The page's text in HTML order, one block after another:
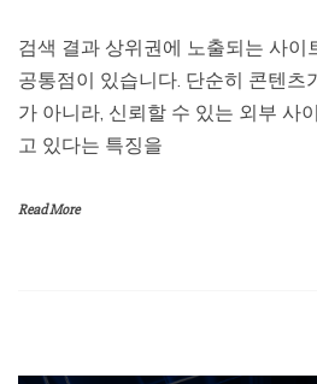
검색 결과 상위권에 노출되는 사이
공통점이 있습니다. 단순히 콘텐츠
가 아니라, 신뢰할 수 있는 외부 사
고 있다는 특징을
Read More